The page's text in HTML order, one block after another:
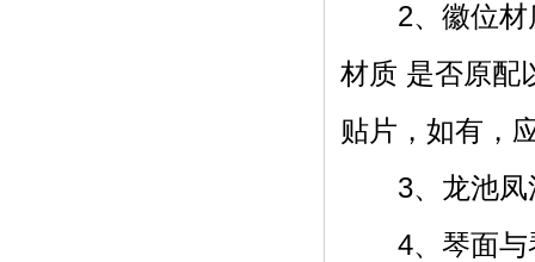
2、徽位材质
材质 是否原配
贴片，如有，
3、龙池凤
4、琴面与